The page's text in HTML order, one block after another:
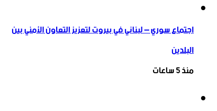
اجتماع سوري – لبناني في بيروت لتعزيز التعاون ‏الأمني ‏بين
البلدين
منذ 5 ساعات